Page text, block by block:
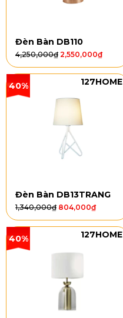
Đèn Bàn DB110
4,250,000₫ 2,550,000₫
40% 127HOME
Đèn Bàn DB13TRANG
1,340,000₫ 804,000₫
40% 127HOME